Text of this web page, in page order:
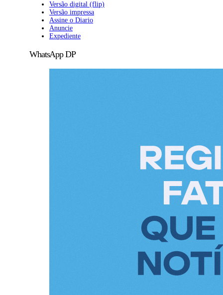
Versão digital (flip)
Versão impressa
Assine o Diario
Anuncie
Expediente
WhatsApp DP